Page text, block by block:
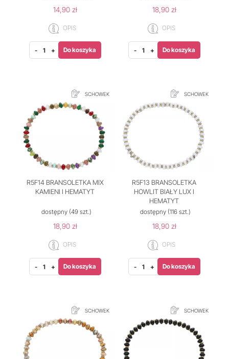
14,90 zł
OPIS
- + Do koszyka
18,90 zł
OPIS
- + Do koszyka
SCHOWEK
R5F14 BRANSOLETKA MIX
KAMIENI I HEMATYT
dostępny(49 szt.)
18,90 zł
OPIS
- + Do koszyka
SCHOWEK
R5F13 BRANSOLETKA
HOWLIT BIAŁY LUX I
HEMATYT
dostępny (116 szt.)
18,90 zł
OPIS
- + Do koszyka
SCHOWEK SCHOWEK